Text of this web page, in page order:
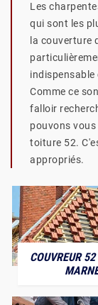
Les
qui sont les
la couverture
Comme ce
falloir
pouvons
toiture 52.
appropriés.
COUVREUR